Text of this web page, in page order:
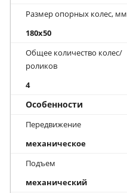
Размер опорных колес, мм
180x50
Общее количество колес/
роликов
4
Особенности
Передвижение
механическое
Подъем
механический